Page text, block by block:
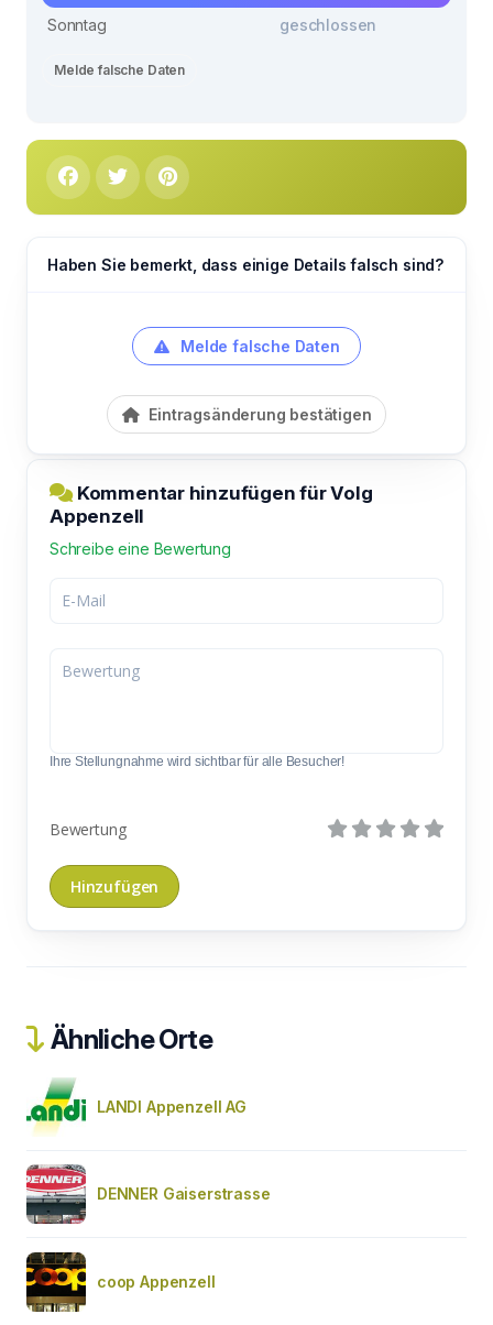
Sonntag geschlossen
Melde falsche Daten
Haben Sie bemerkt, dass einige Details falsch sind?
Melde falsche Daten
Eintragsänderung bestätigen
Kommentar hinzufügen für Volg
Appenzell
Schreibe eine Bewertung
Ihre Stellungnahme wird sichtbar für alle Besucher!
Bewertung
Ähnliche Orte
LANDI Appenzell AG
DENNER Gaiserstrasse
coop Appenzell